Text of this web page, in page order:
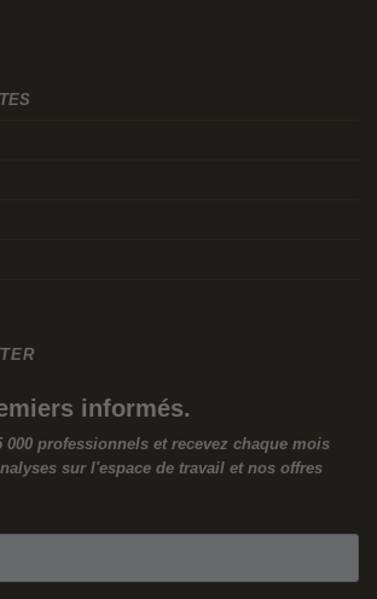
informés.
000 professionnels et recevez chaque mois
sur l'espace de travail et nos offres